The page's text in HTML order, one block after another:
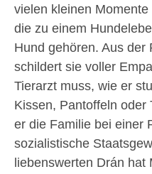
vielen kleinen
die zu einem
Hund gehören. Aus der
schildert sie voller
Tierarzt muss, wie er
Kissen, Pantoffeln oder
er die Familie bei einer
sozialistische
liebenswerten Drán hat